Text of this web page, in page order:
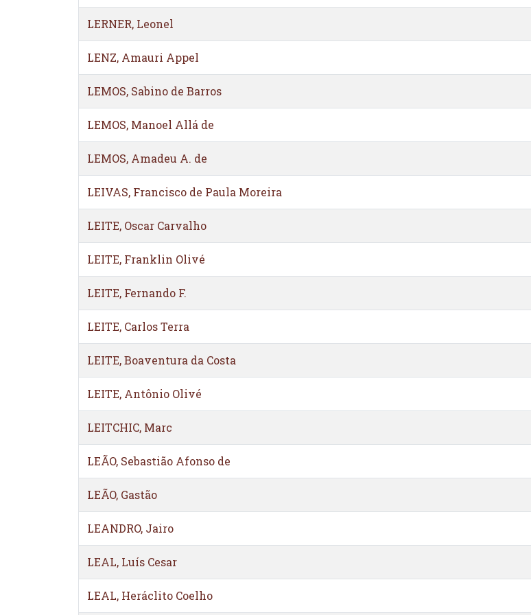
LERNER, Leonel
LENZ, Amauri Appel
LEMOS, Sabino de Barros
LEMOS, Manoel Allá de
LEMOS, Amadeu A. de
LEIVAS, Francisco de Paula Moreira
LEITE, Oscar Carvalho
LEITE, Franklin Olivé
LEITE, Fernando F.
LEITE, Carlos Terra
LEITE, Boaventura da Costa
LEITE, Antônio Olivé
LEITCHIC, Marc
LEÃO, Sebastião Afonso de
LEÃO, Gastão
LEANDRO, Jairo
LEAL, Luís Cesar
LEAL, Heráclito Coelho